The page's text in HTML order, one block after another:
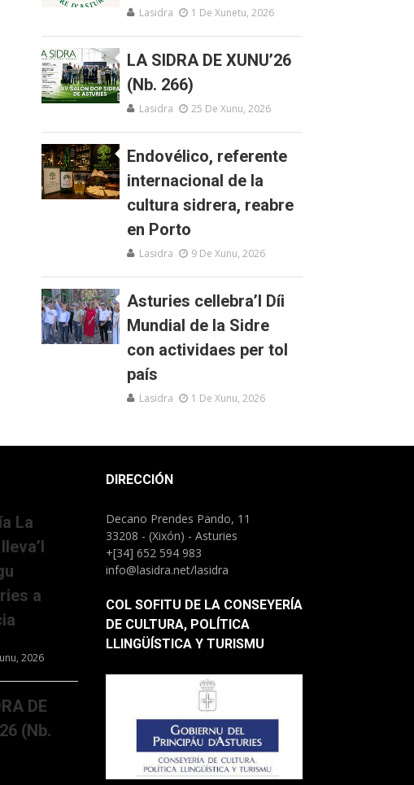
Lasidra 1 De Xunetu, 2026
LA SIDRA DE XUNU’26
(Nb. 266)
Lasidra 25 De Xunu, 2026
Endovélico, referente
internacional de la
cultura sidrera, reabre
en Porto
Lasidra 9 De Xunu, 2026
Asturies cellebra’l Díi
Mundial de la Sidre
con actividaes per tol
país
Lasidra 1 De Xunu, 2026
La
a
2026
DE
(Nb.
DIRECCIÓN
Decano Prendes Pando, 11
33208 - (Xixón) - Asturies
+[34] 652 594 983
info@lasidra.net/lasidra
COL SOFITU DE LA CONSEYERÍA
DE CULTURA, POLÍTICA
LLINGÜÍSTICA Y TURISMU